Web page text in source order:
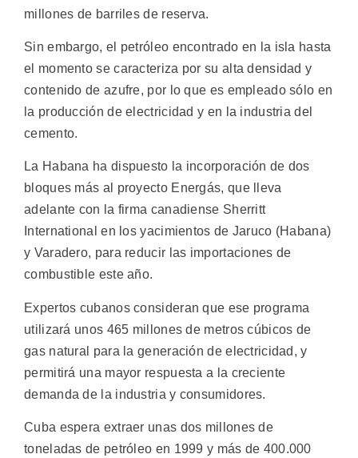
millones de barriles de reserva.
Sin embargo, el petróleo encontrado en la isla hasta
el momento se caracteriza por su alta densidad y
contenido de azufre, por lo que es empleado sólo en
la producción de electricidad y en la industria del
cemento.
La Habana ha dispuesto la incorporación de dos
bloques más al proyecto Energás, que lleva
adelante con la firma canadiense Sherritt
International en los yacimientos de Jaruco (Habana)
y Varadero, para reducir las importaciones de
combustible este año.
Expertos cubanos consideran que ese programa
utilizará unos 465 millones de metros cúbicos de
gas natural para la generación de electricidad, y
permitirá una mayor respuesta a la creciente
demanda de la industria y consumidores.
Cuba espera extraer unas dos millones de
toneladas de petróleo en 1999 y más de 400.000